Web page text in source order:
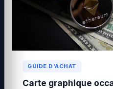
GUIDE D'ACHAT
Carte graphique